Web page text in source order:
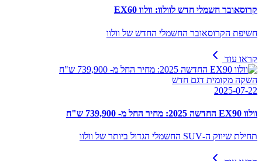
קרוסאובר חשמלי חדש לוולוו: וולוו EX60
חשיפת הקרוסאובר החשמלי החדש של וולוו
קראו עוד
השקה מקומית דגם חדש
2025-07-22
וולוו EX90 החדשה 2025: מחיר החל מ- 739,900 ש"ח
תחילת שיווק ה-SUV החשמלי הגדול ביותר של וולוו